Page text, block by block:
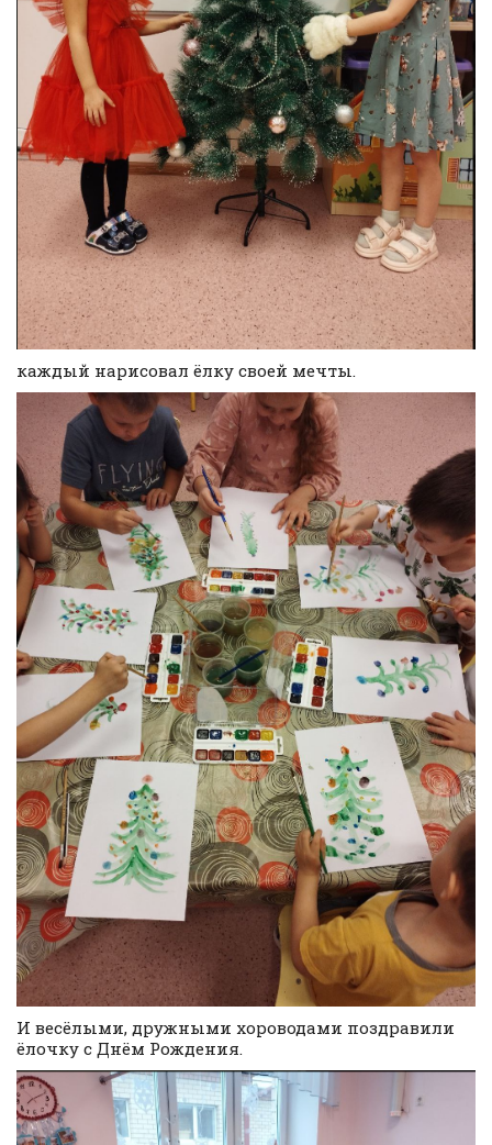
каждый нарисовал ёлку своей мечты.
И весёлыми, дружными хороводами поздравили
ёлочку с Днём Рождения.